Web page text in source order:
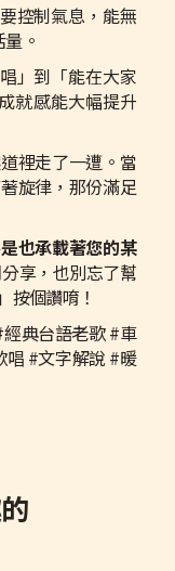
控制氣息，能無
。
」到「能在大家
就感能大幅提升
裡走了一遭。當
旋律，那份滿足
也承載著您的某
享，也別忘了幫
按個讚唷！
典台語老歌 #車
唱 #文字解說 #暖